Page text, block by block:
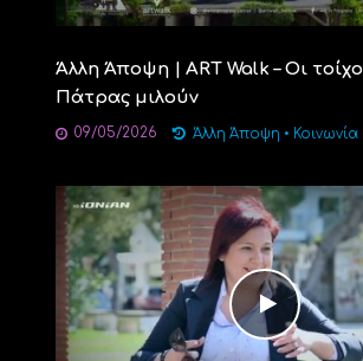
Άλλη Άποψη | ART Walk – Οι
Πάτρας μιλούν
09/05/2026 Άλλη Άποψη • Κοινωνία